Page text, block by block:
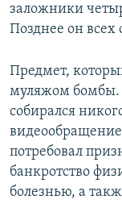
заложники
Позднее он всех
Предмет,
муляжом бомбы.
собирался
потребовал
банкротство
болезнью, а